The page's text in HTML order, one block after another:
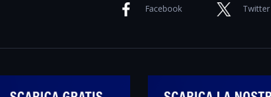
Facebook Twitter